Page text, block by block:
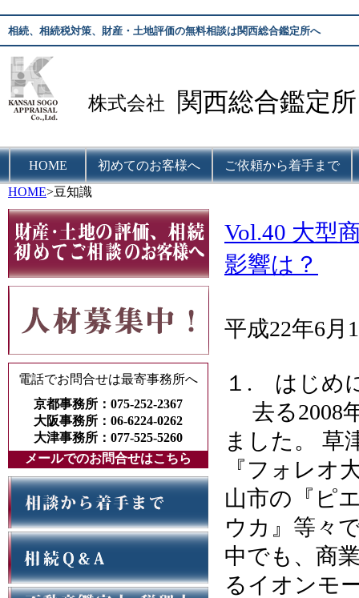
相続、相続税対策、財産・土地評価の無料相談は関西総合鑑定所へ
株式会社 関西総合鑑定所
HOME 初めてのお客様へ
ご依頼から着手まで
HOME>豆知識
電話でお問合せは最寄事務所へ
京都事務所：075-252-2367
大阪事務所：06-6224-0262
大津事務所：077-525-5260
メールでのお問合せはこちら
Vol.40 大型
影響は？
平成22年6月
１. はじめ
去る2008
ました。 草
『フォレオ
山市の『ピ
ウカ』等々
中でも、商
るイオンモ